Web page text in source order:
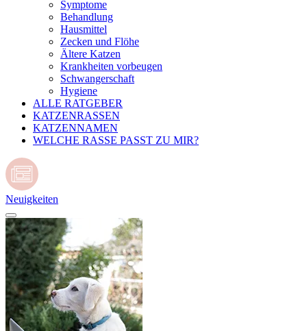
Symptome
Behandlung
Hausmittel
Zecken und Flöhe
Ältere Katzen
Krankheiten vorbeugen
Schwangerschaft
Hygiene
ALLE RATGEBER
KATZENRASSEN
KATZENNAMEN
WELCHE RASSE PASST ZU MIR?
Neuigkeiten